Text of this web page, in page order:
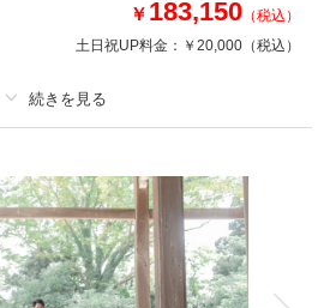
撮影日の空き
を確認する
￥ 183,150 （税込）
土日祝UP料金： ￥20,000 （税込）
新婦衣装1着 新郎衣装1着
ヘアメイク 小物一式
データ 180 カット 台紙付写真
会食 挙式